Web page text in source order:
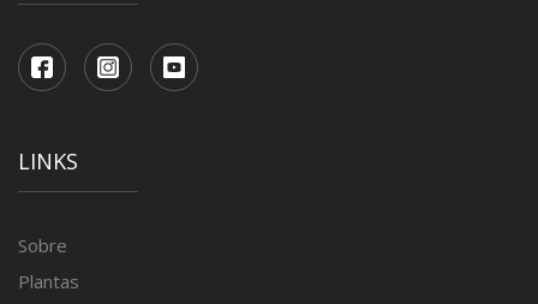
LINKS
Sobre
Plantas